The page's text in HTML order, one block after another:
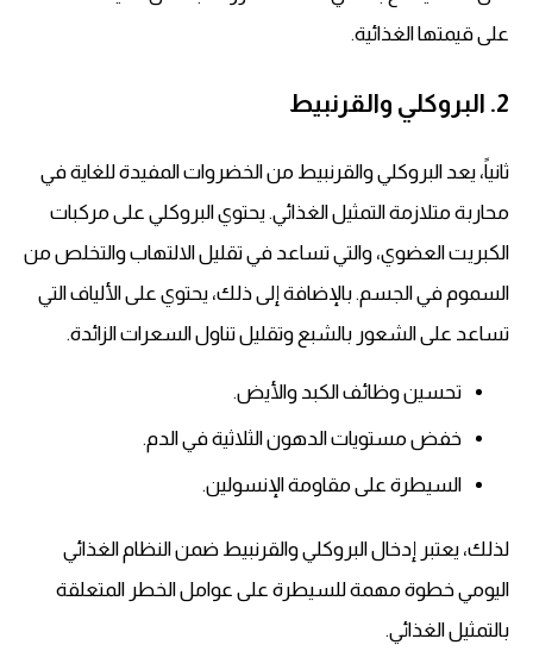
على قيمتها الغذائية.
2. البروكلي والقرنبيط
ثانياً، يعد البروكلي والقرنبيط من الخضروات المفيدة للغاية في
محاربة متلازمة التمثيل الغذائي. يحتوي البروكلي على مركبات
الكبريت العضوي، والتي تساعد في تقليل الالتهاب والتخلص من
السموم في الجسم. بالإضافة إلى ذلك، يحتوي على الألياف التي
تساعد على الشعور بالشبع وتقليل تناول السعرات الزائدة.
تحسين وظائف الكبد والأيض.
خفض مستويات الدهون الثلاثية في الدم.
السيطرة على مقاومة الإنسولين.
لذلك، يعتبر إدخال البروكلي والقرنبيط ضمن النظام الغذائي
اليومي خطوة مهمة للسيطرة على عوامل الخطر المتعلقة
بالتمثيل الغذائي.